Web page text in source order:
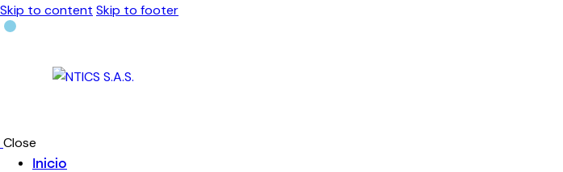
Skip to content Skip to footer
Close
Inicio